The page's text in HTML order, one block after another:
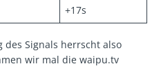
+17s
des Signals herrscht also
wir mal die waipu.tv